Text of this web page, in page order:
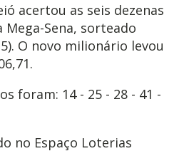
acertou as seis dezenas
Mega-Sena, sorteado
O novo milionário levou
foram: 14 - 25 - 28 - 41 -
no Espaço Loterias